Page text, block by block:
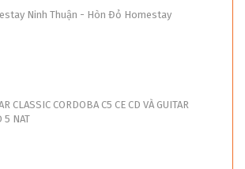
Ninh Thuận - Hòn Đỏ Homestay
CLASSIC CORDOBA C5 CE CD VÀ GUITAR
5 NAT